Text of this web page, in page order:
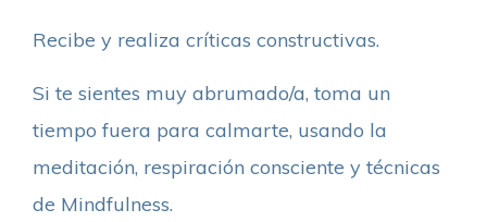
Recibe y realiza críticas constructivas.
Si te sientes muy abrumado/a, toma un
tiempo fuera para calmarte, usando la
meditación, respiración consciente y técnicas
de Mindfulness.